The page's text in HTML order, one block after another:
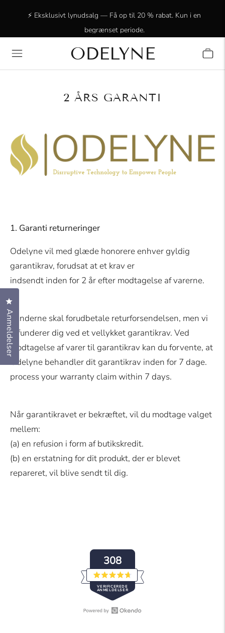
✨ +15.000 strålende kunder! Tak fordi I er med os!
⚡ Eksklusivt lynudsalg — Få op til 20 % rabat. Kun i en
begrænset periode.
ODELYNE
2 ÅRS GARANTI
1. Garanti returneringer
Odelyne vil med glæde honorere enhver gyldig
garantikrav, forudsat at et krav er
indsendt inden for 2 år efter modtagelse af varerne.
Kunderne skal forudbetale returforsendelsen, men vi
refunderer dig ved et vellykket garantikrav. Ved
modtagelse af varer til garantikrav kan du forvente, at
Odelyne behandler dit garantikrav inden for 7 dage.
process your warranty claim within 7 days.
Når garantikravet er bekræftet, vil du modtage valget
mellem:
(a) en refusion i form af butikskredit.
(b) en erstatning for dit produkt, der er blevet
repareret, vil blive sendt til dig.
308
VERIFICEREDE
ANMELDELSER
Vurderet
4.7
ud
af
5
Anmeldelser
Klik for at åbne anmeldelsesdialogboksen